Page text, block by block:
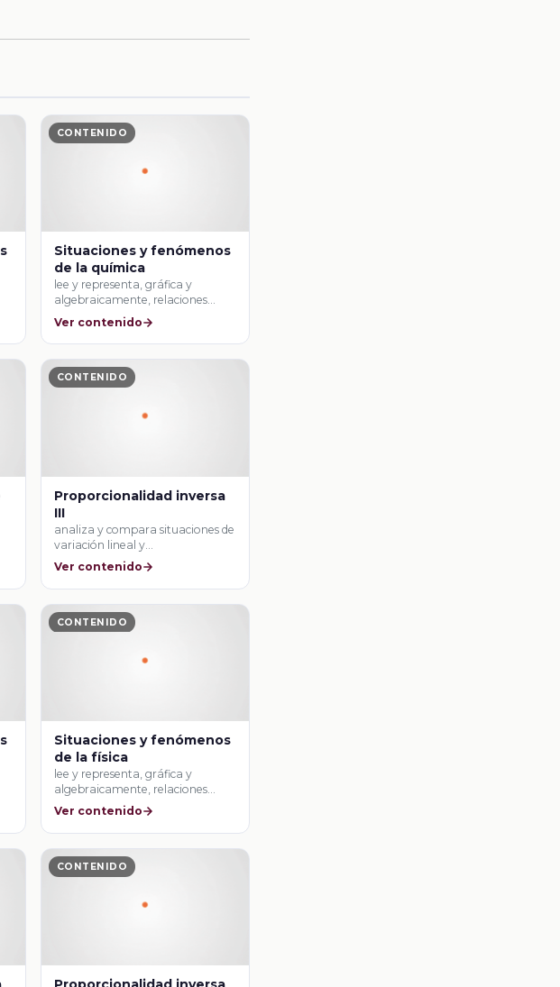
CONTENIDO
Situaciones y fenómenos
de la química
lee y representa, gráfica y
algebraicamente, relaciones
lineales y cuadráticas.
Ver contenido
CONTENIDO
Proporcionalidad inversa
III
analiza y compara situaciones de
variación lineal y
proporcionalidad inversa a partir
…
Ver contenido
CONTENIDO
Situaciones y fenómenos
de la física
lee y representa, gráfica y
algebraicamente, relaciones
lineales y cuadráticas.
Ver contenido
CONTENIDO